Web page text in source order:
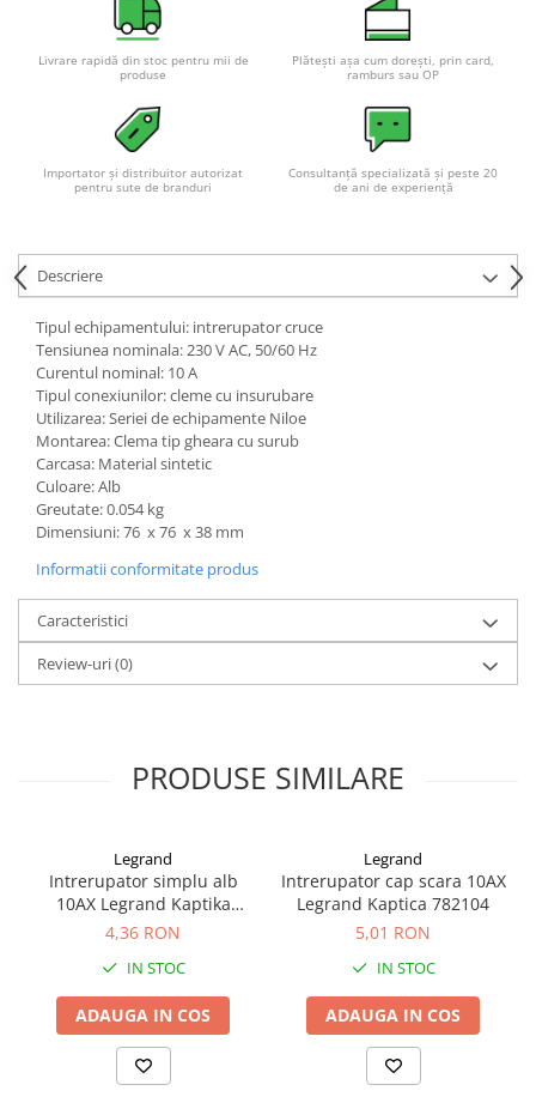
Pachete sisteme fotovoltaice
Statii de incarcare vehicule
Statii de incarcare
Cabluri de incarcare vehicule
electrice
Accesorii
Turbine eoliene pentru casă
Acumulatori VRLA AGM/GEL /
Tractiune / LiFePo4
Baterii si acumulatori gel si VRLA
6-12 V
Baterii si acumulatori AGM VRLA
de 6-12 V
Acumulatori Moto, ATV
AGM
SLA AGM (Sealed Lead Acid)
Deep Cycle - Tractiune/Semi-
Redresoare, incarcatoare si testere
Redresoare auto, moto, barci si
UPS pentru centrale termice si
sisteme de urgenta - acumulator
UPS Calculatoare si Servere
Livrare rapidă din stoc pentru mii de
produse
Plătești așa cum dorești, prin card,
ramburs sau OP
Importator și distribuitor autorizat
pentru sute de branduri
Consultanță specializată și peste 20
de ani de experiență
Descriere
Tipul echipamentului: intrerupator cruce
Tensiunea nominala: 230 V AC, 50/60 Hz
Curentul nominal: 10 A
Tipul conexiunilor:cleme cu insurubare
Utilizarea:Seriei de echipamente Niloe
Montarea:Clema tip gheara cu surub
Carcasa: Material sintetic
Culoare:Alb
Greutate:0.054 kg
Dimensiuni:76 x 76 x 38 mm
Informatii conformitate produs
Caracteristici
Review-uri(0)
PRODUSE SIMILARE
Legrand
Intrerupator simplu alb
10AX Legrand Kaptika
782100
4,36 RON
IN STOC
ADAUGA IN COS
Legrand
Intrerupator cap scara 10AX
Legrand Kaptica 782104
5,01 RON
IN STOC
ADAUGA IN COS